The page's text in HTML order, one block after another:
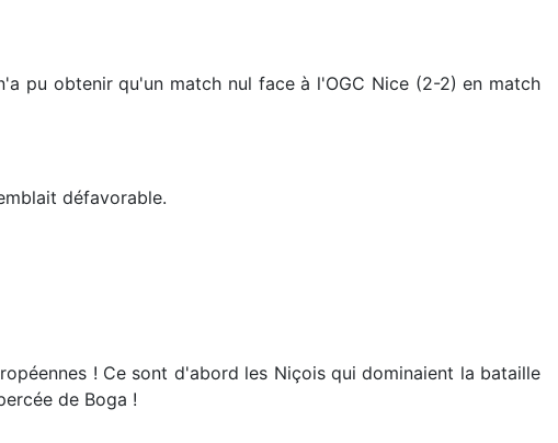
pu obtenir qu'un match nul face à l'OGC Nice (2-2) en match
défavorable.
! Ce sont d'abord les Niçois qui dominaient la bataille
de Boga !